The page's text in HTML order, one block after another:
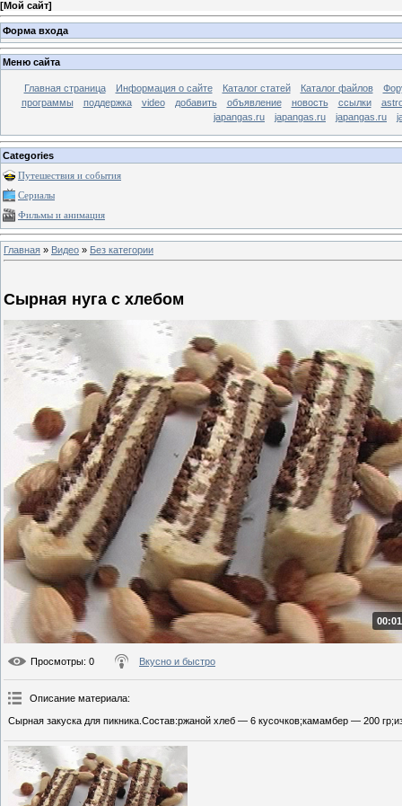
[Мой сайт]
Форма входа
Меню сайта
Главная страница Информация о сайте Каталог статей Каталог файлов
программы
поддержка video добавить объявление новость ссылки
japangas.ru
japangas.ru japangas.ru
Categories
Путешествия и события
Сериалы
Фильмы и анимация
Главная » Видео » Без категории
Сырная нуга с хлебом
Просмотры: 0 Вкусно и быстро
Описание материала:
Сырная закуска для пикника.Состав:ржаной хлеб — 6 кусочков;камамбер — 200